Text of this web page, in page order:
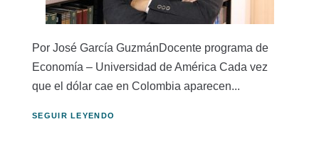
Por José García GuzmánDocente programa de
Economía – Universidad de América Cada vez
que el dólar cae en Colombia aparecen...
SEGUIR LEYENDO